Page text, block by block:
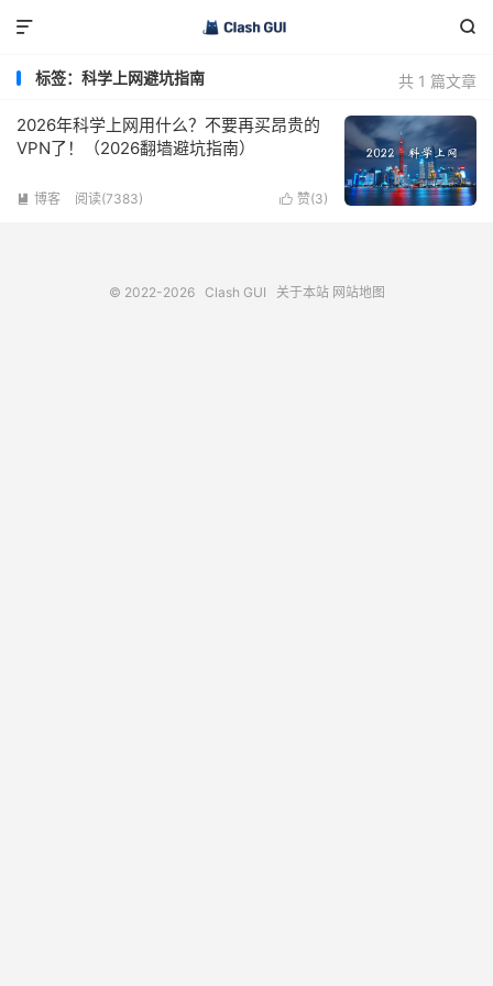


共 1 篇文章
标签：科学上网避坑指南
2026年科学上网用什么？不要再买昂贵的
VPN了！（2026翻墙避坑指南）
 赞(3)
 博客 阅读(7383)
© 2022-2026 Clash GUI 关于本站 网站地图